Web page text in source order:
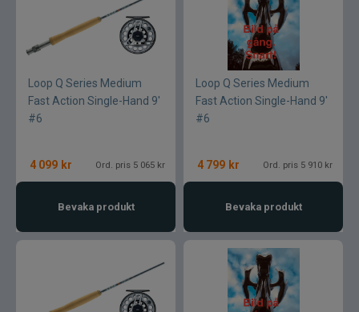
Loop Q Series Medium
Fast Action Single-Hand 9'
#6
4 099 kr Ord. pris 5 065 kr
Bevaka produkt
Loop Q Series Medium
Fast Action Single-Hand 9'
#6
4 799 kr Ord. pris 5 910 kr
Bevaka produkt